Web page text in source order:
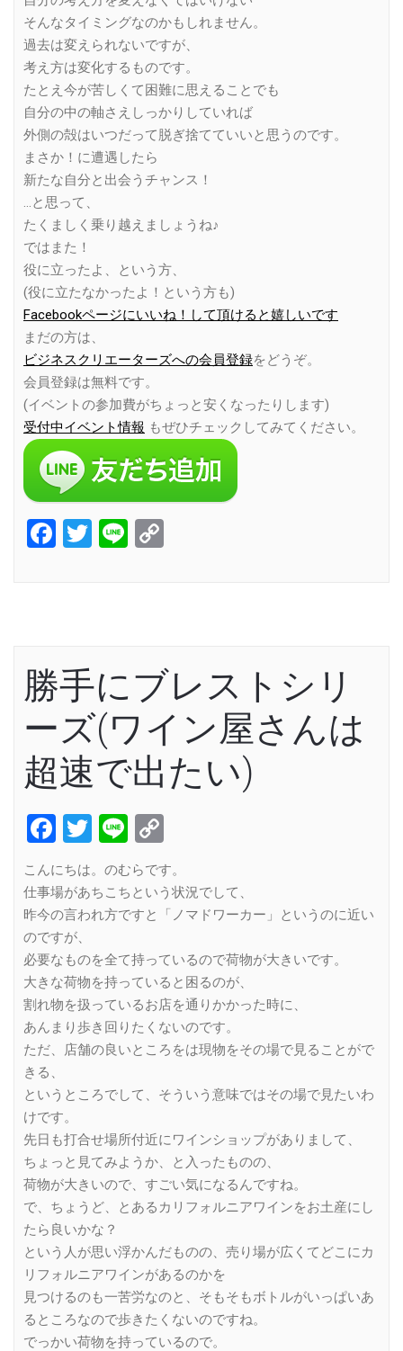
そんなタイミングなのかもしれません。
過去は変えられないですが、
考え方は変化するものです。
たとえ今が苦しくて困難に思えることでも
自分の中の軸さえしっかりしていれば
外側の殻はいつだって脱ぎ捨てていいと思うのです。
まさか！に遭遇したら
新たな自分と出会うチャンス！
…と思って、
たくましく乗り越えましょうね♪
ではまた！
役に立ったよ、という方、
(役に立たなかったよ！という方も)
Facebookページにいいね！して頂けると嬉しいです
まだの方は、
ビジネスクリエーターズへの会員登録をどうぞ。
会員登録は無料です。
(イベントの参加費がちょっと安くなったりします)
受付中イベント情報 もぜひチェックしてみてください。
Facebook
Twitter
Line
勝手にブレストシリ
ーズ(ワイン屋さんは
超速で出たい)
Facebook
Twitter
Line
Link
こんにちは。のむらです。
仕事場があちこちという状況でして、
昨今の言われ方ですと「ノマドワーカー」というのに近い
のですが、
必要なものを全て持っているので荷物が大きいです。
大きな荷物を持っていると困るのが、
割れ物を扱っているお店を通りかかった時に、
あんまり歩き回りたくないのです。
ただ、店舗の良いところをは現物をその場で見ることがで
きる、
というところでして、そういう意味ではその場で見たいわ
けです。
先日も打合せ場所付近にワインショップがありまして、
ちょっと見てみようか、と入ったものの、
荷物が大きいので、すごい気になるんですね。
で、ちょうど、とあるカリフォルニアワインをお土産にし
たら良いかな？
という人が思い浮かんだものの、売り場が広くてどこにカ
リフォルニアワインがあるのかを
見つけるのも一苦労なのと、そもそもボトルがいっぱいあ
るところなので歩きたくないのですね。
でっかい荷物を持っているので。